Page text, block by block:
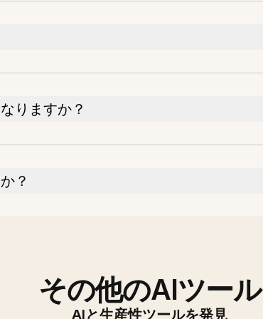
りますか？
？
その他のAIツール
AIと生産性ツールを発見